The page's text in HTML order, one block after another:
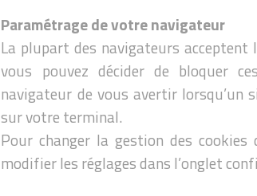
Paramétrage de votre navigateur
La plupart des navigateurs acceptent
vous pouvez décider de bloquer
navigateur de vous avertir lorsqu’un
sur votre terminal.
Pour changer la gestion des
modifier les réglages dans l’onglet